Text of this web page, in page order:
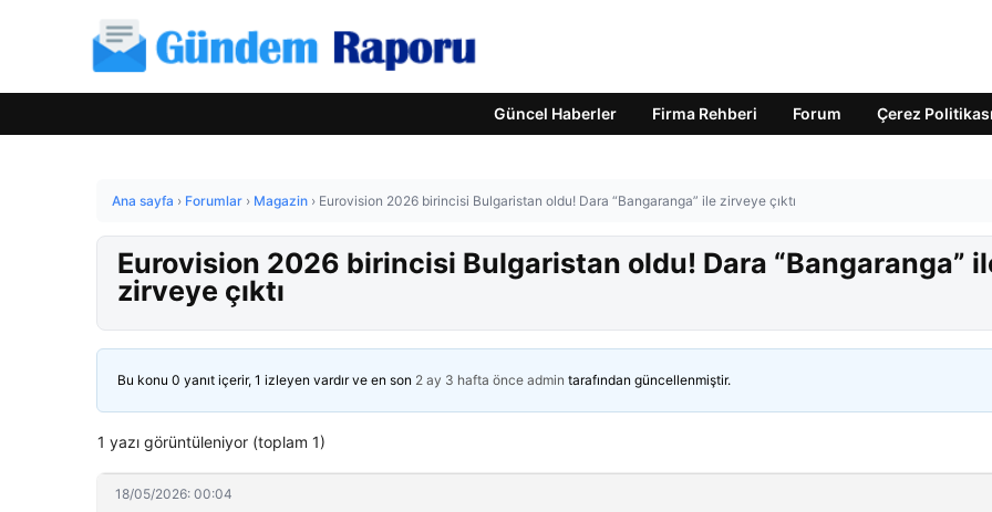
Güncel Haberler Firma Rehberi Forum Çerez Politikası
Ana sayfa › Forumlar › Magazin › Eurovision 2026 birincisi Bulgaristan oldu! Dara “Bangaranga” ile zirveye çıktı
Eurovision 2026 birincisi Bulgaristan oldu! Dara “Bangaranga”
zirveye çıktı
Bu konu 0 yanıt içerir, 1 izleyen vardır ve en son 2 ay 3 hafta önce admin tarafından güncellenmiştir.
1 yazı görüntüleniyor (toplam 1)
18/05/2026: 00:04